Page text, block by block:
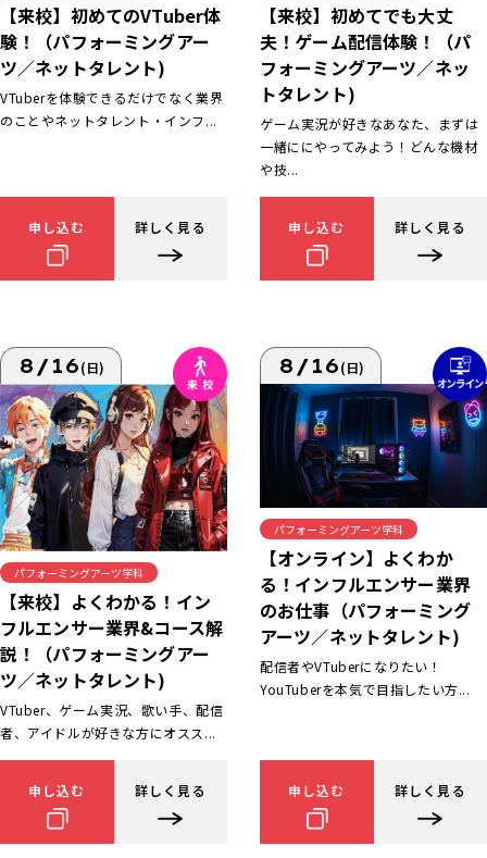
【来校】初めてのVTuber体
験！（パフォーミングアー
ツ／ネットタレント)
VTuberを体験できるだけでなく業界
のことやネットタレント・インフ...
申し込む 詳しく見る
【来校】初めてでも大丈
夫！ゲーム配信体験！（パ
フォーミングアーツ／ネッ
トタレント)
ゲーム実況が好きなあなた、まずは
一緒ににやってみよう！どんな機材
や技...
申し込む 詳しく見る
8/16(日)
パフォーミングアーツ学科
【来校】よくわかる！イン
フルエンサー業界&コース解
説！（パフォーミングアー
ツ／ネットタレント)
VTuber、ゲーム実況、歌い手、配信
者、アイドルが好きな方にオスス...
申し込む 詳しく見る
8/16(日)
パフォーミングアーツ学科
【オンライン】よくわか
る！インフルエンサー業界
のお仕事（パフォーミング
アーツ／ネットタレント)
配信者やVTuberになりたい！
YouTuberを本気で目指したい方...
申し込む 詳しく見る